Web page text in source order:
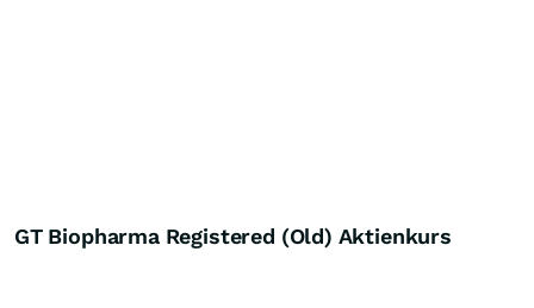
GT Biopharma Registered (Old) Aktienkurs